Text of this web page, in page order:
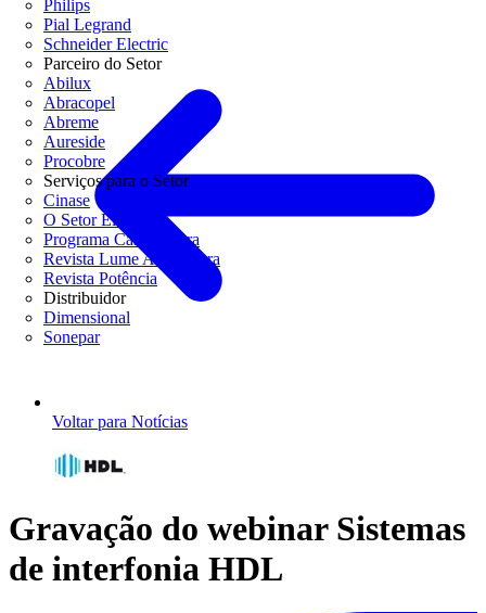
Philips
Pial Legrand
Schneider Electric
Parceiro do Setor
Abilux
Abracopel
Abreme
Aureside
Procobre
Serviços para o Setor
Cinase
O Setor Elétrico
Programa Casa Segura
Revista Lume Arquitetura
Revista Potência
Distribuidor
Dimensional
Sonepar
Voltar para Notícias
Gravação do webinar Sistemas
de interfonia HDL